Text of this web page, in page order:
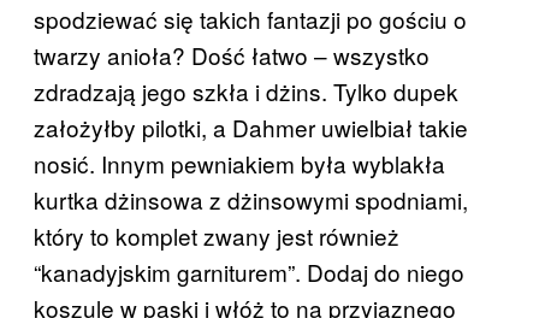
spodziewać się takich fantazji po gościu o
twarzy anioła? Dość łatwo – wszystko
zdradzają jego szkła i dżins. Tylko dupek
założyłby pilotki, a Dahmer uwielbiał takie
nosić. Innym pewniakiem była wyblakła
kurtka dżinsowa z dżinsowymi spodniami,
który to komplet zwany jest również
“kanadyjskim garniturem”. Dodaj do niego
koszulę w paski i włóż to na przyjaznego